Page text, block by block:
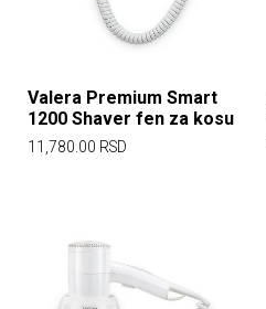
Valera Premium Smart
1200 Shaver fen za kosu
11,780.00 RSD